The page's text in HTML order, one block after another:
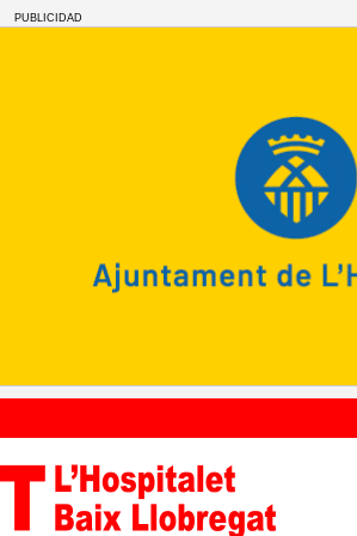
PUBLICIDAD